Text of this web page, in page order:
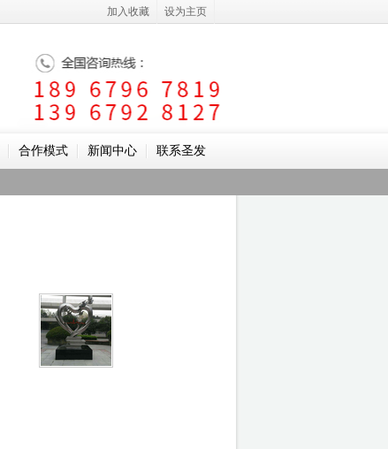
合作模式 新闻中心 联系圣发
加入收藏 设为主页